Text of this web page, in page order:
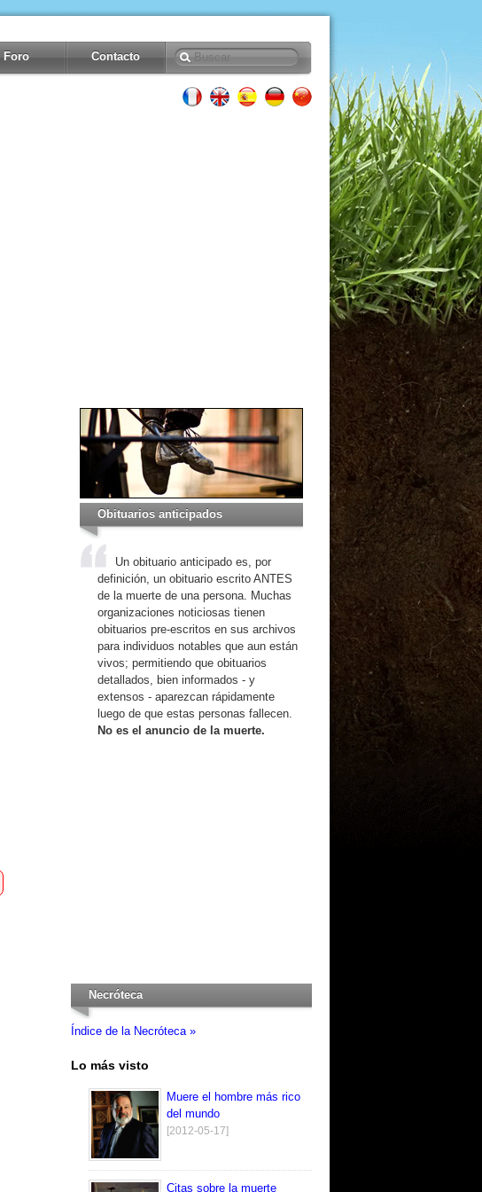
Foro Contacto
Obituarios anticipados
Un obituario anticipado es, por
definición, un obituario escrito ANTES
de la muerte de una persona. Muchas
organizaciones noticiosas tienen
obituarios pre-escritos en sus archivos
para individuos notables que aun están
vivos; permitiendo que obituarios
detallados, bien informados - y
extensos - aparezcan rápidamente
luego de que estas personas fallecen.
No es el anuncio de la muerte.
Necróteca
Índice de la Necróteca »
Lo más visto
Muere el hombre más rico
del mundo
[2012-05-17]
Citas sobre la muerte